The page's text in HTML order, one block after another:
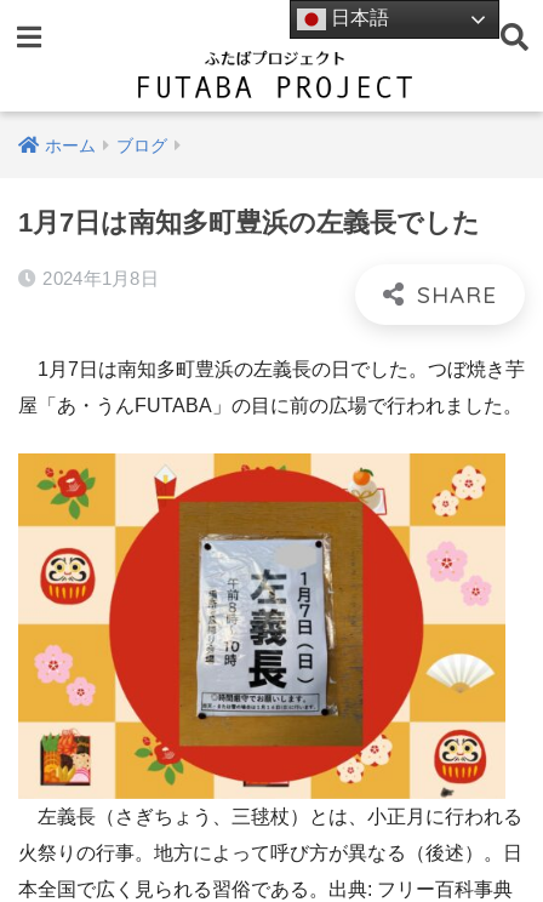
ホーム ブログ
1月7日は南知多町豊浜の左義長でした
2024年1月8日
1月7日は南知多町豊浜の左義長の日でした。つぼ焼き芋
屋「あ・うんFUTABA」の目に前の広場で行われました。
左義長（さぎちょう、三毬杖）とは、小正月に行われる
火祭りの行事。地方によって呼び方が異なる（後述）。日
本全国で広く見られる習俗である。出典: フリー百科事典
日本語